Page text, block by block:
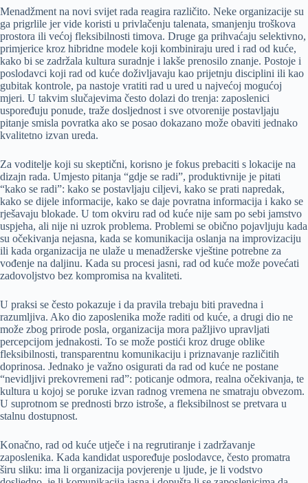
Menadžment na novi svijet rada reagira različito. Neke organizacije su
ga prigrlile jer vide koristi u privlačenju talenata, smanjenju troškova
prostora ili većoj fleksibilnosti timova. Druge ga prihvaćaju selektivno,
primjerice kroz hibridne modele koji kombiniraju ured i rad od kuće,
kako bi se zadržala kultura suradnje i lakše prenosilo znanje. Postoje i
poslodavci koji rad od kuće doživljavaju kao prijetnju disciplini ili kao
gubitak kontrole, pa nastoje vratiti rad u ured u najvećoj mogućoj
mjeri. U takvim slučajevima često dolazi do trenja: zaposlenici
uspoređuju ponude, traže dosljednost i sve otvorenije postavljaju
pitanje smisla povratka ako se posao dokazano može obaviti jednako
kvalitetno izvan ureda.
Za voditelje koji su skeptični, korisno je fokus prebaciti s lokacije na
dizajn rada. Umjesto pitanja “gdje se radi”, produktivnije je pitati
“kako se radi”: kako se postavljaju ciljevi, kako se prati napredak,
kako se dijele informacije, kako se daje povratna informacija i kako se
rješavaju blokade. U tom okviru rad od kuće nije sam po sebi jamstvo
uspjeha, ali nije ni uzrok problema. Problemi se obično pojavljuju kada
su očekivanja nejasna, kada se komunikacija oslanja na improvizaciju
ili kada organizacija ne ulaže u menadžerske vještine potrebne za
vođenje na daljinu. Kada su procesi jasni, rad od kuće može povećati
zadovoljstvo bez kompromisa na kvaliteti.
U praksi se često pokazuje i da pravila trebaju biti pravedna i
razumljiva. Ako dio zaposlenika može raditi od kuće, a drugi dio ne
može zbog prirode posla, organizacija mora pažljivo upravljati
percepcijom jednakosti. To se može postići kroz druge oblike
fleksibilnosti, transparentnu komunikaciju i priznavanje različitih
doprinosa. Jednako je važno osigurati da rad od kuće ne postane
“nevidljivi prekovremeni rad”: poticanje odmora, realna očekivanja, te
kultura u kojoj se poruke izvan radnog vremena ne smatraju obvezom.
U suprotnom se prednosti brzo istroše, a fleksibilnost se pretvara u
stalnu dostupnost.
Konačno, rad od kuće utječe i na regrutiranje i zadržavanje
zaposlenika. Kada kandidat uspoređuje poslodavce, često promatra
širu sliku: ima li organizacija povjerenje u ljude, je li vodstvo